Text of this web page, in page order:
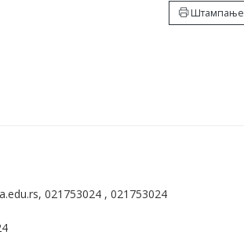
Штампање
021753024 , 021753024